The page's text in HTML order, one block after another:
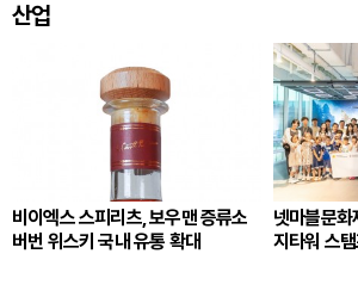
산업
비이엑스 스피리츠, 보우맨 증류소
버번 위스키 국내 유통 확대
넷마블문화
지타워 스